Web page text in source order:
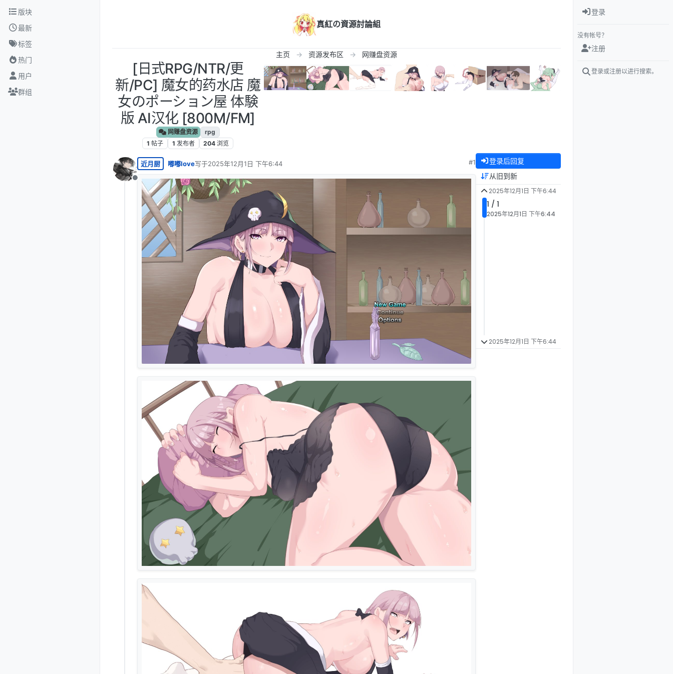
跳转至内容
版块
最新
标签
热门
用户
群组
真紅の資源討論組
主页 资源发布区 网赚盘资源
[日式RPG/NTR/更
新/PC] 魔女的药水店 魔
女のポーション屋 体験
版 AI汉化 [800M/FM]
网赚盘资源
rpg
1 帖子 1 发布者 204 浏览
离线
近月厨 嘟嘟love写于2025年12月1日 下午6:44
最后由 编辑
#1 登录后回复
从旧到新
2025年12月1日 下午6:44
1 / 1
2025年12月1日 下午6:44
2025年12月1日 下午6:44
登录
没有帐号？
注册
登录或注册以进行搜索。